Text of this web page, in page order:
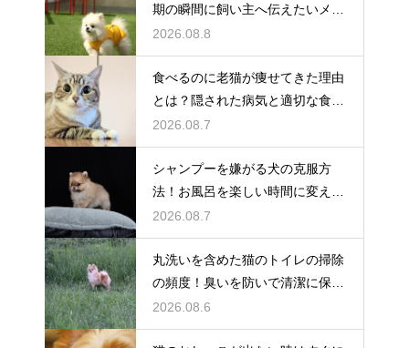
期の瞬間に飼い主へ伝えたいメッ
セージ
2026.08.8
食べるのに老猫が痩せてきた理由
とは？隠された病気と適切な食事
ケア
2026.08.7
シャンプーを嫌がる犬の克服方
法！お風呂を楽しい時間に変える
魔法
2026.08.7
丸洗いを含めた猫のトイレの掃除
の頻度！臭いを防いで清潔に保つ
コツ
2026.08.6